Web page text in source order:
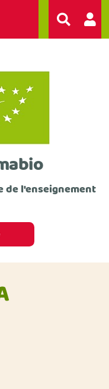
de l'enseignement